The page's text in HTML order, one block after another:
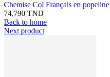
Chemise Col Français en
74,790 TND
Back to home
Next product